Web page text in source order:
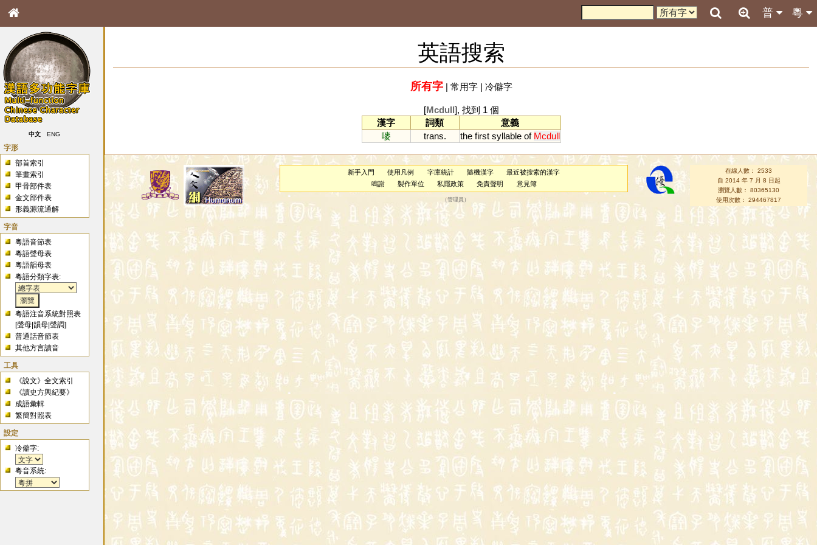
粵
普
中文 ENG
字形
部首索引
筆畫索引
甲骨部件表
金文部件表
形義源流通解
字音
粵語音節表
粵語聲母表
粵語韻母表
粵語分類字表:
粵語注音系統對照表
[聲母 |韻母 |聲調]
普通話音節表
其他方言讀音
工具
《說文》全文索引
《讀史方輿紀要》
成語彙輯
繁簡對照表
設定
冷僻字:
粵音系統:
英語搜索
所有字| 常用字| 冷僻字
[Mcdull], 找到 1 個
漢字
詞類
意義
嘜
trans. the first syllable of Mcdull
新手入門 使用凡例 字庫統計 隨機漢字
最近被搜索的漢字
鳴謝
製作單位 私隱政策 免責聲明 意見簿
（管理員 ）
在線人數： 2533
自 2014 年 7 月 8 日起
瀏覽人數： 80365130
使用次數： 294467817